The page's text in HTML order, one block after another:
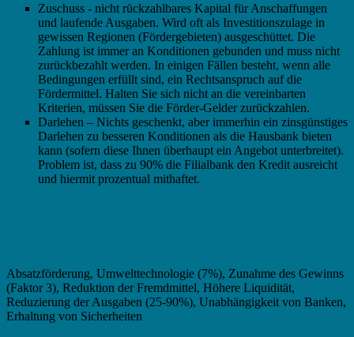
Zuschuss - nicht rückzahlbares Kapital für Anschaffungen
und laufende Ausgaben. Wird oft als Investitionszulage in
gewissen Regionen (Fördergebieten) ausgeschüttet. Die
Zahlung ist immer an Konditionen gebunden und muss nicht
zurückbezahlt werden. In einigen Fällen besteht, wenn alle
Bedingungen erfüllt sind, ein Rechtsanspruch auf die
Fördermittel. Halten Sie sich nicht an die vereinbarten
Kriterien, müssen Sie die Förder-Gelder zurückzahlen.
Darlehen – Nichts geschenkt, aber immerhin ein zinsgünstiges
Darlehen zu besseren Konditionen als die Hausbank bieten
kann (sofern diese Ihnen überhaupt ein Angebot unterbreitet).
Problem ist, dass zu 90% die Filialbank den Kredit ausreicht
und hiermit prozentual mithaftet.
Absatzförderung, Umwelttechnologie (7%), Zunahme des Gewinns
(Faktor 3), Reduktion der Fremdmittel, Höhere Liquidität,
Reduzierung der Ausgaben (25-90%), Unabhängigkeit von Banken,
Erhaltung von Sicherheiten